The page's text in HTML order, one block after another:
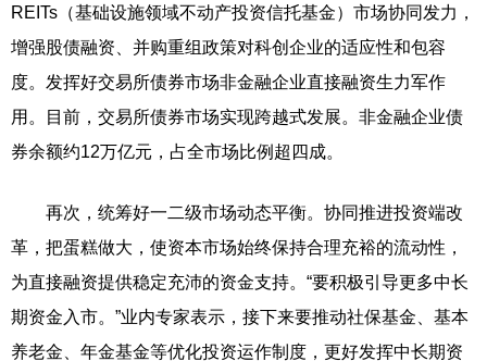
REITs（基础设施领域不动产投资信托基金）市场协同发力，
增强股债融资、并购重组政策对科创企业的适应性和包容
度。发挥好交易所债券市场非金融企业直接融资生力军作
用。目前，交易所债券市场实现跨越式发展。非金融企业债
券余额约12万亿元，占全市场比例超四成。
再次，统筹好一二级市场动态平衡。协同推进投资端改
革，把蛋糕做大，使资本市场始终保持合理充裕的流动性，
为直接融资提供稳定充沛的资金支持。“要积极引导更多中长
期资金入市。”业内专家表示，接下来要推动社保基金、基本
养老金、年金基金等优化投资运作制度，更好发挥中长期资